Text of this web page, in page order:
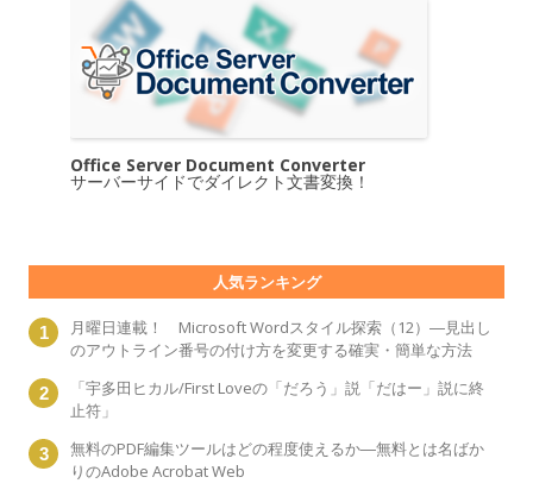
Office Server Document Converter
サーバーサイドでダイレクト文書変換！
人気ランキング
月曜日連載！ Microsoft Wordスタイル探索（12）―見出し
のアウトライン番号の付け方を変更する確実・簡単な方法
「宇多田ヒカル/First Loveの「だろう」説「だはー」説に終
止符」
無料のPDF編集ツールはどの程度使えるか―無料とは名ばか
りのAdobe Acrobat Web